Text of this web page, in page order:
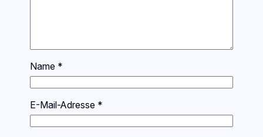
Name *
E-Mail-Adresse *